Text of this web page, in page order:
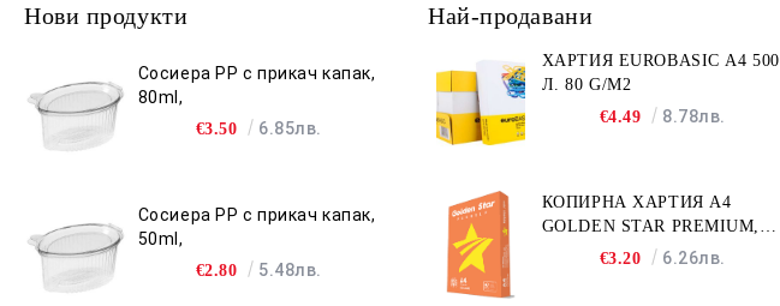
Нови продукти
Сосиера PP с прикач капак,
80ml,
€3.50 6.85лв.
Сосиера PP с прикач капак,
50ml,
€2.80 5.48лв.
Най-продавани
ХАРТИЯ EUROBASIC А4 500
Л. 80 G/M2
€4.49
8.78лв.
КОПИРНА ХАРТИЯ A4
GOLDEN STAR PREMIUM,
€3.20 6.26лв.